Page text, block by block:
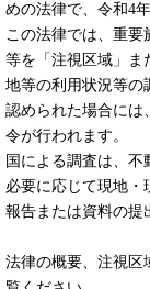
めの法律で、令和4
この法律では、重要
等を「注視区域」ま
地等の利用状況等の
認められた場合には
令が行われます。
国による調査は、不
必要に応じて現地・
報告または資料の提
法律の概要、注視区